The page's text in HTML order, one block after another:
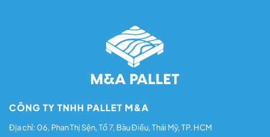
CÔNG TY TNHH PALLET M&A
Địa chỉ: 06, Phan Thị Sện, Tổ 7, Bàu Điều, Thái Mỹ, TP. HCM